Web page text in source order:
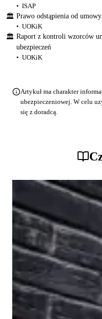
ISAP
🏛 Prawo odstąpienia od
UOKiK
🏛 Raport z kontroli wzorców
ubezpieczeń
UOKiK
Artykuł ma charakter
ubezpieczeniowej. W celu
się z doradcą.